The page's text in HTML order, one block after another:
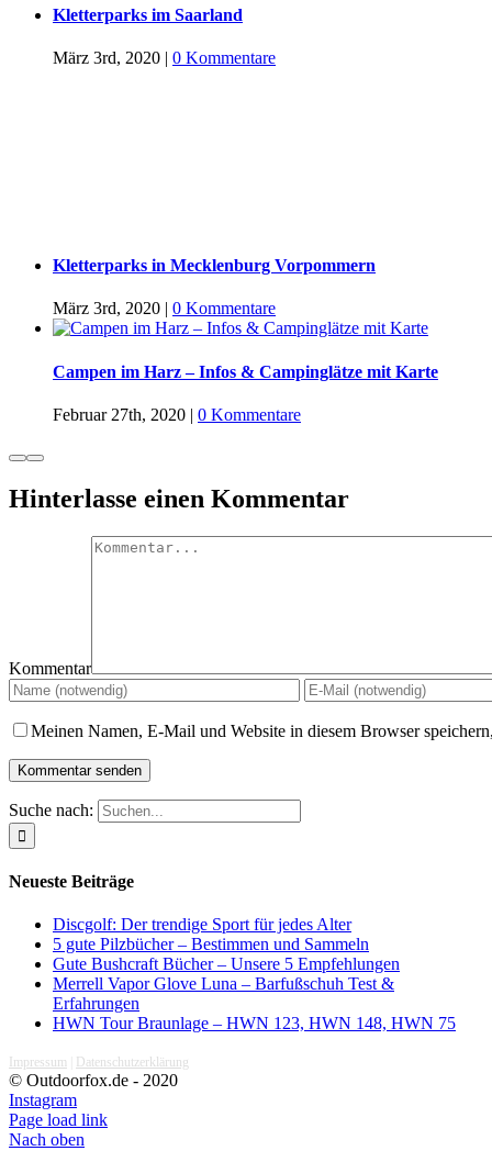
Kletterparks im Saarland
März 3rd, 2020 | 0 Kommentare
Kletterparks in Mecklenburg Vorpommern
März 3rd, 2020 | 0 Kommentare
Campen im Harz – Infos & Campinglätze mit Karte
Februar 27th, 2020 | 0 Kommentare
Hinterlasse einen Kommentar
Kommentar
Meinen Namen, E-Mail und Website in diesem Browser
Suche nach:
Neueste Beiträge
Discgolf: Der trendige Sport für jedes Alter
5 gute Pilzbücher – Bestimmen und Sammeln
Gute Bushcraft Bücher – Unsere 5 Empfehlungen
Merrell Vapor Glove Luna – Barfußschuh Test &
Erfahrungen
HWN Tour Braunlage – HWN 123, HWN 148, HWN 75
Impressum Datenschutzerklärung
© Outdoorfox.de - 2020
Instagram
Page load link
Nach oben